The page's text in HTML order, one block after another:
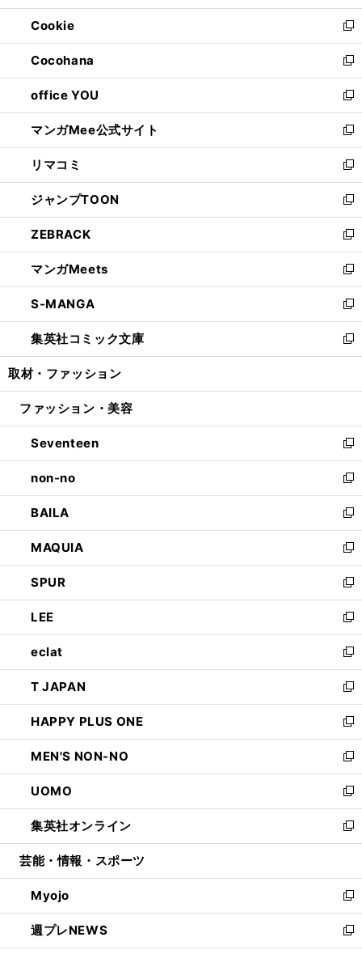
開
く
ウ
で
開
く
ン
ド
ウ
で
開
く
ウ
ィ
ン
ド
ウ
で
開
く
Cookie
新
し
い
ウ
ィ
ン
ド
ウ
で
開
く
Cocohana
新
し
い
ウ
ィ
ン
ド
ウ
で
開
く
office YOU
新
し
い
ウ
ィ
ン
ド
ウ
で
開
く
マンガMee公式サイト
新
し
い
ウ
ィ
ン
ド
ウ
で
開
く
リマコミ
新
し
い
ウ
ィ
ン
ド
ウ
で
開
く
ジャンプTOON
新
し
い
ウ
ィ
ン
ド
ウ
で
開
ZEBRACK
新
し
い
ウ
ィ
ン
ド
ウ
開
マンガMeets
新
し
い
ウ
ィ
ン
ウ
開
く
S-MANGA
新
し
い
ウ
ン
ウ
で
開
く
集英社コミック文庫
新
し
ウ
ン
ド
ウ
で
開
く
取材・ファッション
ファッション・美容
Seventeen
新
し
い
ウ
ィ
ン
ド
ウ
で
開
く
non-no
新
し
い
ウ
ィ
ン
ド
ウ
で
開
く
BAILA
新
し
い
ウ
ィ
ン
ド
ウ
で
開
く
MAQUIA
新
し
い
ウ
ィ
ン
ド
ウ
で
開
く
SPUR
新
し
い
ウ
ィ
ン
ド
ウ
で
開
く
LEE
新
し
い
ウ
ィ
ン
ド
ウ
で
開
く
eclat
新
し
い
ウ
ィ
ン
ド
ウ
で
開
く
T JAPAN
新
し
い
ウ
ィ
ン
ド
ウ
で
開
HAPPY PLUS ONE
新
し
い
ウ
ィ
ン
ド
ウ
開
く
MEN'S NON-NO
新
し
い
ウ
ィ
ン
ウ
で
開
く
UOMO
新
し
い
ウ
ン
ド
ウ
で
開
集英社オンライン
新
し
ウ
ィ
ン
ド
ウ
芸能・情報・スポーツ
Myojo
新
し
い
ウ
週プレNEWS
新
し